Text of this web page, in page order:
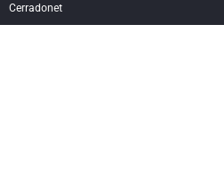
Cerradonet